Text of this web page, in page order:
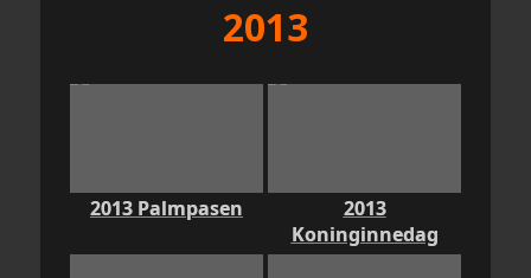
2013
2013 Palmpasen
2013
Koninginnedag